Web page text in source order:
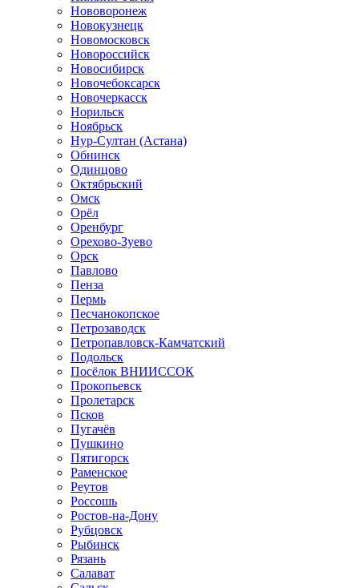
Нововоронеж
Новокузнецк
Новомосковск
Новороссийск
Новосибирск
Новочебоксарск
Новочеркасск
Норильск
Ноябрьск
Нур-Султан (Астана)
Обнинск
Одинцово
Октябрьский
Омск
Орёл
Оренбург
Орехово-Зуево
Орск
Павлово
Пенза
Пермь
Песчанокопское
Петрозаводск
Петропавловск-Камчатский
Подольск
Посёлок ВНИИССОК
Прокопьевск
Пролетарск
Псков
Пугачёв
Пушкино
Пятигорск
Раменское
Реутов
Россошь
Ростов-на-Дону
Рубцовск
Рыбинск
Рязань
Салават